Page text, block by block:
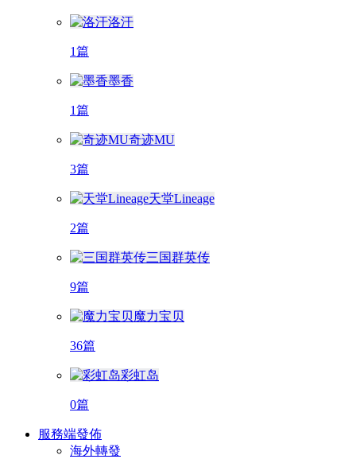
洛汗
1篇
墨香
1篇
奇迹MU
3篇
天堂Lineage
2篇
三国群英传
9篇
魔力宝贝
36篇
彩虹岛
0篇
服務端發佈
海外轉發